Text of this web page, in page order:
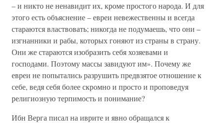
– и никто не ненавидит их, кроме простого народа. И для
этого есть объяснение – евреи невежественны и всегда
стараются властвовать; никогда не подумаешь, что они –
изгнанники и рабы, которых гоняют из страны в страну.
Они же стараются изобразить себя хозяевами и
господами. Поэтому массы завидуют им». Почему же
евреи не попытались разрушить предвзятое отношение к
себе, ведя себя более скромно и просто и проповедуя
религиозную терпимость и понимание?
Ибн Верга писал на иврите и явно обращался к